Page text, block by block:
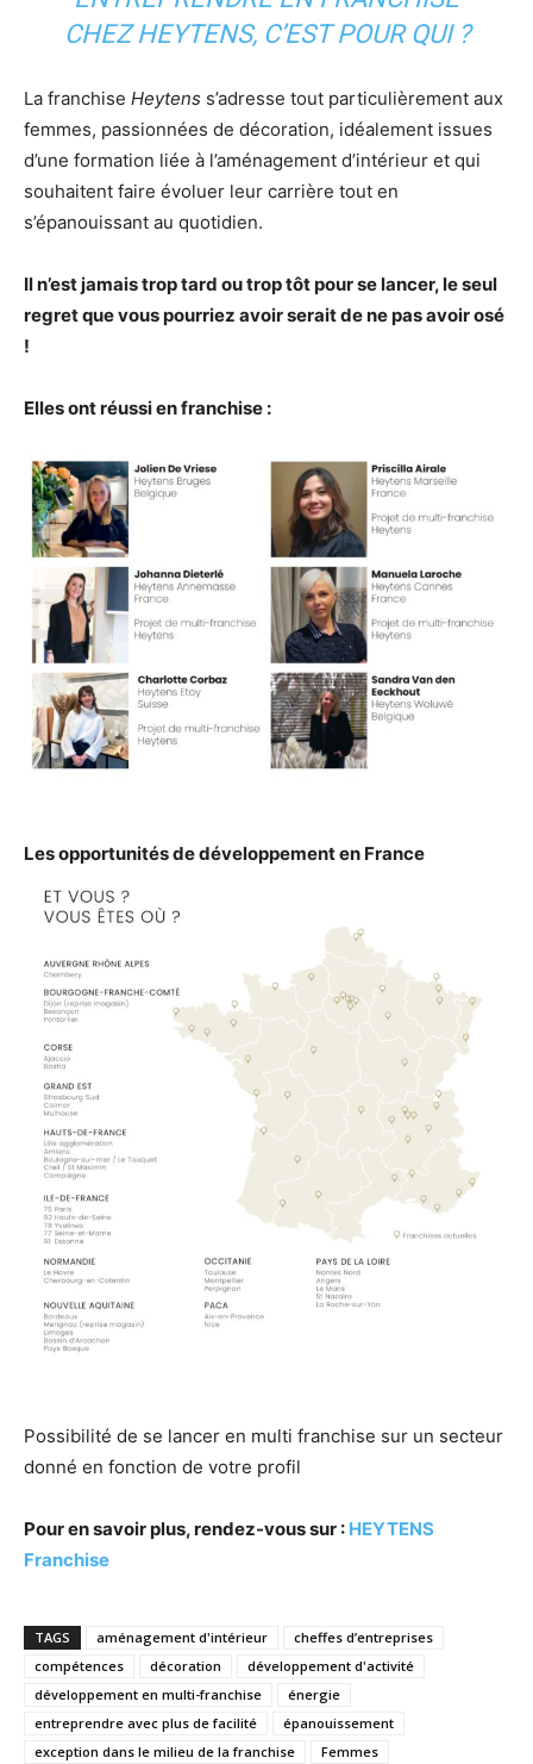
CHEZ HEYTENS, C’EST POUR QUI ?
La franchise Heytens s’adresse tout particulièrement aux
femmes, passionnées de décoration, idéalement issues
d’une formation liée à l’aménagement d’intérieur et qui
souhaitent faire évoluer leur carrière tout en
s’épanouissant au quotidien.
Il n’est jamais trop tard ou trop tôt pour se lancer, le seul
regret que vous pourriez avoir serait de ne pas avoir osé
!
Elles ont réussi en franchise :
Les opportunités de développement en France
Possibilité de se lancer en multi franchise sur un secteur
donné en fonction de votre profil
Pour en savoir plus, rendez-vous sur : HEYTENS
Franchise
TAGS aménagement d'intérieur
cheffes d’entreprises
compétences
décoration
développement d'activité
développement en multi-franchise
énergie
entreprendre avec plus de facilité
épanouissement
exception dans le milieu de la franchise
Femmes